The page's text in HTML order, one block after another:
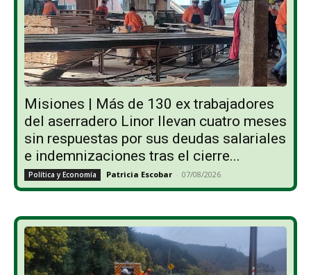
Misiones | Más de 130 ex trabajadores
del aserradero Linor llevan cuatro meses
sin respuestas por sus deudas salariales
e indemnizaciones tras el cierre...
Política y Economía Patricia Escobar - 07/08/2026